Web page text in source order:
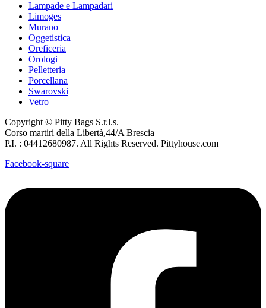
Lampade e Lampadari
Limoges
Murano
Oggetistica
Oreficeria
Orologi
Pelletteria
Porcellana
Swarovski
Vetro
Copyright © Pitty Bags S.r.l.s.
Corso martiri della Libertà,44/A Brescia
P.I. : 04412680987. All Rights Reserved. Pittyhouse.com
Facebook-square